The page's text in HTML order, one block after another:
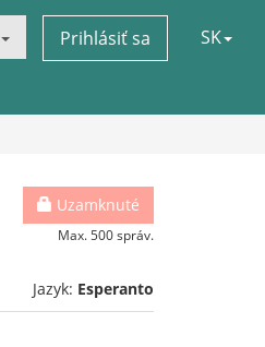
Prihlásiť sa SK
Uzamknuté
Max. 500 správ.
Jazyk: Esperanto